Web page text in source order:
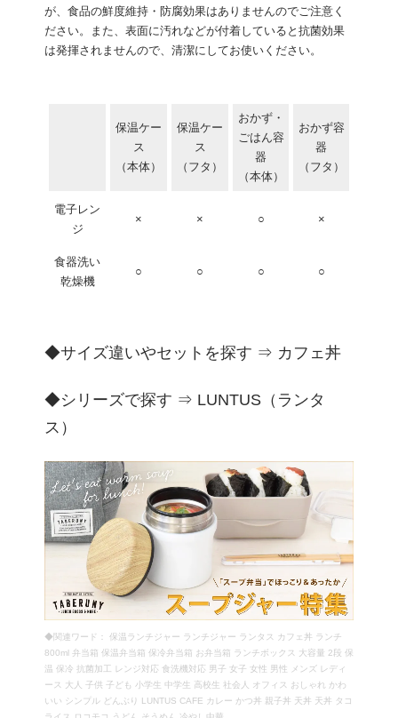
が、食品の鮮度維持・防腐効果はありませんのでご注意く
ださい。また、表面に汚れなどが付着していると抗菌効果
は発揮されませんので、清潔にしてお使いください。
保温ケー
ス
（本体）
保温ケー
ス
（フタ）
おかず・
ごはん容
器
（本体）
おかず容
器
（フタ）
電子レン
ジ
× × ○ ×
食器洗い
乾燥機
○ ○ ○ ○
◆サイズ違いやセットを探す ⇒ カフェ丼
◆シリーズで探す ⇒ LUNTUS（ランタ
ス）
◆関連ワード： 保温ランチジャー ランチジャー ランタス カフェ丼 ランチ
800ml 弁当箱 保温弁当箱 保冷弁当箱 お弁当箱 ランチボックス 大容量 2段 保
温 保冷 抗菌加工 レンジ対応 食洗機対応 男子 女子 女性 男性 メンズ レディ
ース 大人 子供 子ども 小学生 中学生 高校生 社会人 オフィス おしゃれ かわ
いい シンプル どんぶり LUNTUS CAFE カレー かつ丼 親子丼 天丼 天丼 タコ